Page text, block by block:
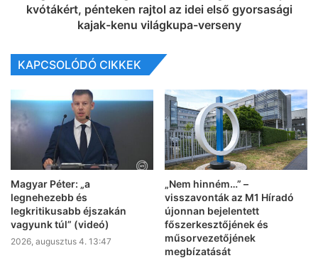
kvótákért, pénteken rajtol az idei első gyorsasági
kajak-kenu világkupa-verseny
KAPCSOLÓDÓ CIKKEK
Magyar Péter: „a
legnehezebb és
legkritikusabb éjszakán
vagyunk túl” (videó)
2026, augusztus 4. 13:47
„Nem hinném…” –
visszavonták az M1 Híradó
újonnan bejelentett
főszerkesztőjének és
műsorvezetőjének
megbízatását